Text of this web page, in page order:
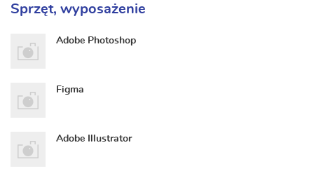
Sprzęt, wyposażenie
Adobe Photoshop
Figma
Adobe Illustrator